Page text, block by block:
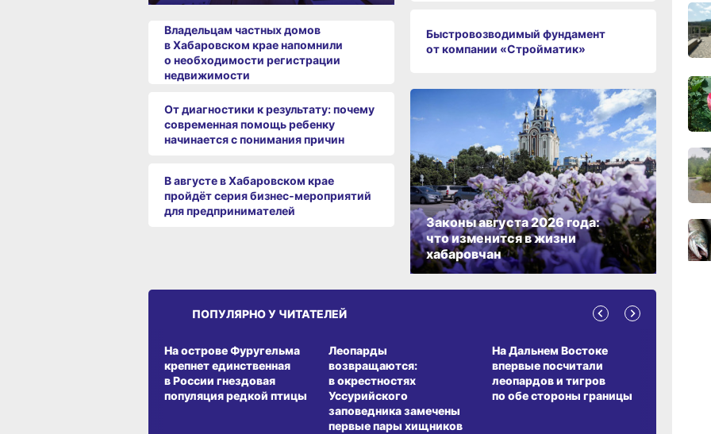
Владельцам частных домов
в Хабаровском крае напомнили
о необходимости регистрации
недвижимости
От диагностики к результату: почему
современная помощь ребенку
начинается с понимания причин
В августе в Хабаровском крае
пройдёт серия бизнес‑мероприятий
для предпринимателей
Быстровозводимый фундамент
от компании «Стройматик»
Законы августа 2026 года:
что изменится в жизни
хабаровчан
ПОПУЛЯРНО У ЧИТАТЕЛЕЙ
На острове Фуругельма
крепнет единственная
в России гнездовая
популяция редкой птицы
Леопарды
возвращаются:
в окрестностях
Уссурийского
заповедника замечены
первые пары хищников
На Дальнем Востоке
впервые посчитали
леопардов и тигров
по обе стороны границы